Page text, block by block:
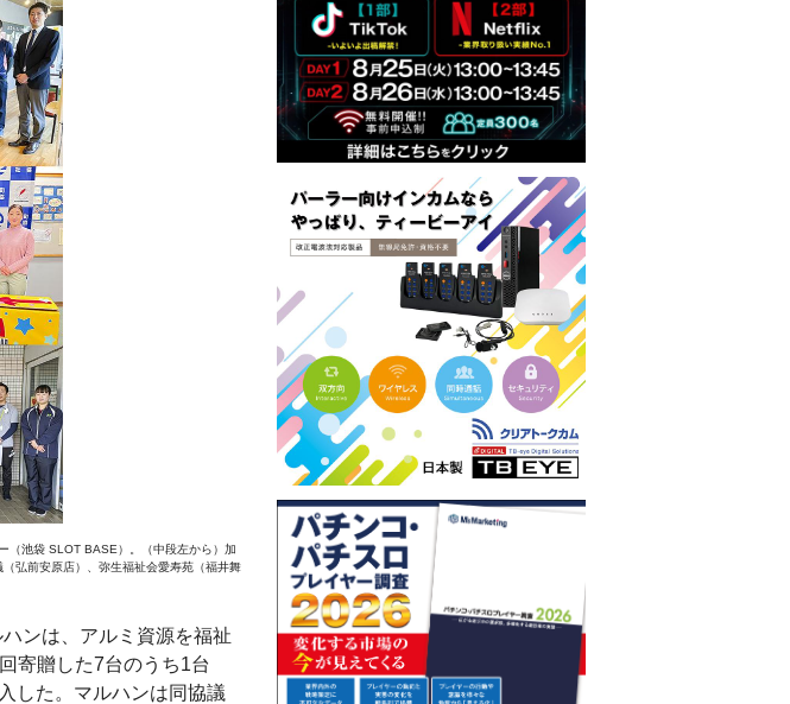
（池袋 SLOT BASE）。（中段左から）加
弘前安原店）、弥生福祉会愛寿苑（福井舞
ンは、アルミ資源を福祉
寄贈した7台のうち1台
した。マルハンは同協議